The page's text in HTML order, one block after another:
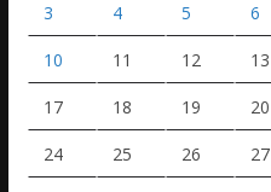
3 4 5 6
10 11 12 13
17 18 19 20
24 25 26 27